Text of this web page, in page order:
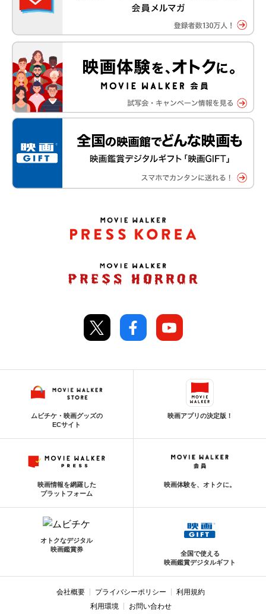
ムビチケ・映画グッズの
ECサイト
映画アプリの決定版！
映画情報を網羅した
プラットフォーム
映画体験を、オトクに。
オトクなデジタル
映画鑑賞券
全国で使える
映画鑑賞デジタルギフト
会社概要 プライバシーポリシー
利用規約
利用環境
お問い合わせ